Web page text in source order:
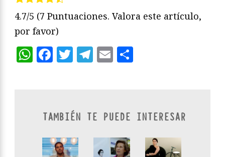
4.7/5 (7 Puntuaciones. Valora este artículo,
por favor)
WhatsApp
Facebook
Twitter
Telegram
Email
TAMBIÉN TE PUEDE INTERESAR